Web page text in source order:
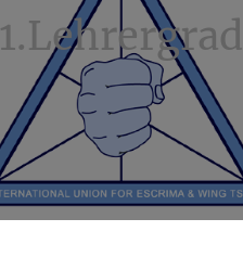
1.Lehrergrad